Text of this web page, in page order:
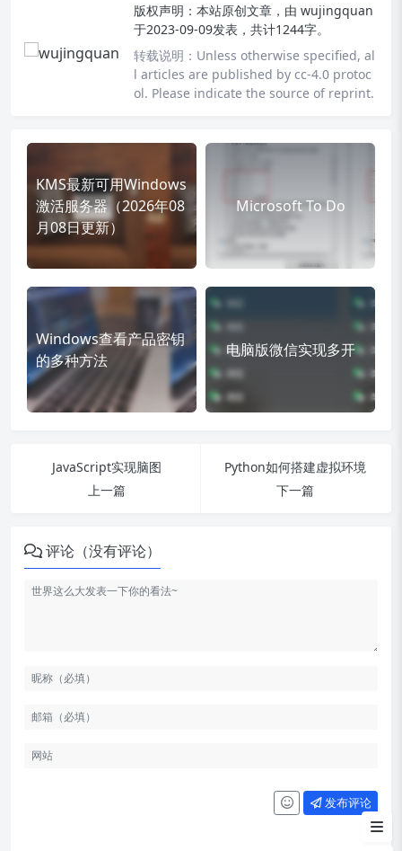
版权声明： 本站原创文章，由 wujingquan
于2023-09-09发表，共计1244字。
转载说明： Unless otherwise specified, al
l articles are published by cc-4.0 protoc
ol. Please indicate the source of reprint.
KMS最新可用Windows
激活服务器（2026年08
月08日更新）
Microsoft To Do
Windows查看产品密钥
的多种方法
电脑版微信实现多开
JavaScript实现脑图
上一篇
Python如何搭建虚拟环境
下一篇
评论（没有评论）
发布评论
方法五：5.使用CMD命令符实现